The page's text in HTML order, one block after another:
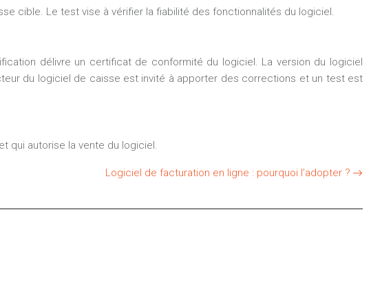
cible. Le test vise à vérifier la fiabilité des fonctionnalités du logiciel.
délivre un certificat de conformité du logiciel. La version du logiciel
du logiciel de caisse est invité à apporter des corrections et un test est
qui autorise la vente du logiciel.
Logiciel de facturation en ligne : pourquoi l’adopter ?